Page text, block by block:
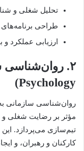
تحلیل شغلی و
طراحی
ارزیابی عملکرد و
Psychology)
روان‌شناسی سازمانی
مؤثر بر رضایت شغلی و
تیم‌سازی می‌پردازد.
کارکنان و رهبران، و